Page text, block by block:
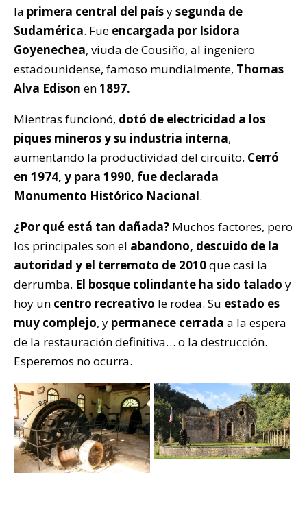
la primera central del paísysegunda de
Sudamérica. Fue encargada por Isidora
Goyenechea, viuda de Cousiño, al ingeniero
estadounidense, famoso mundialmente, Thomas
Alva Edison en1897.
Mientras funcionó, dotó de electricidad a los
piques mineros y su industria interna,
aumentando la productividad del circuito. Cerró
en 1974, y para 1990, fue declarada
Monumento Histórico Nacional.
¿Por qué está tan dañada? Muchos factores, pero
los principales son el abandono, descuido de la
autoridad y el terremoto de 2010que casi la
derrumba. El bosque colindante ha sido talado y
hoy un centro recreativo le rodea. Su estado es
muy complejo, y permanece cerrada a la espera
de la restauración definitiva… o la destrucción.
Esperemos no ocurra.